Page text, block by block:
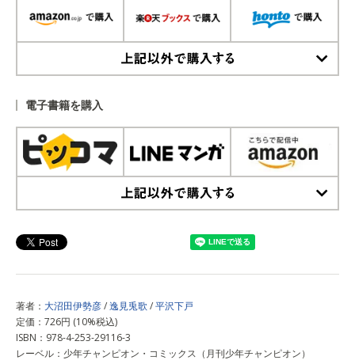
電子書籍を購入
著者： 大沼田伊勢彦/逸見兎歌/平沢下戸
定価：726円 (10%税込)
ISBN：978-4-253-29116-3
レーベル：少年チャンピオン・コミックス（月刊少年チャンピオン）